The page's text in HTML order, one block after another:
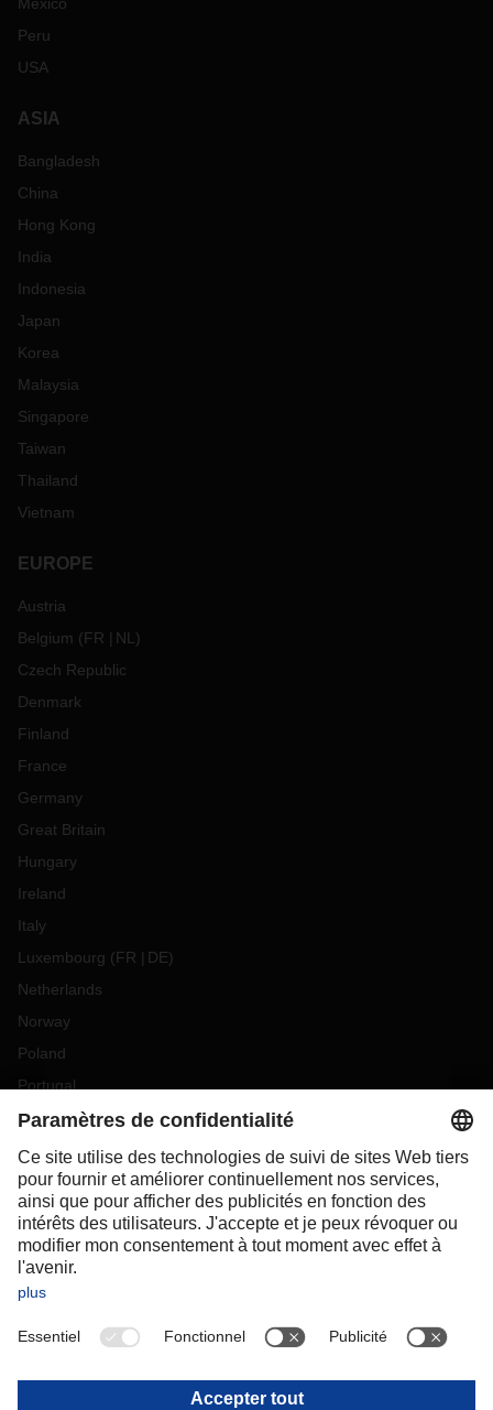
Peru
USA
ASIA
Bangladesh
China
Hong Kong
India
Indonesia
Japan
Korea
Malaysia
Singapore
Taiwan
Thailand
Vietnam
EUROPE
Austria
Belgium (FR NL )
Czech Republic
Denmark
Finland
France
Germany
Great Britain
Hungary
Ireland
Italy
Luxembourg (FR DE)
Netherlands
Norway
Poland
Portugal
Romania
Slovakia
Spain
Sweden
Switzerland(DE FR)
Turkey
OCEANIA